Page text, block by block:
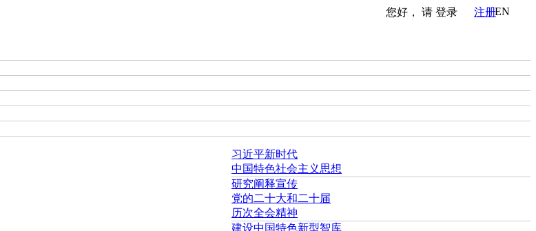
您好， 请 登录 注册EN
习近平新时代
中国特色社会主义思想
研究阐释宣传
党的二十大和二十届
历次全会精神
建设中国特色新型智库